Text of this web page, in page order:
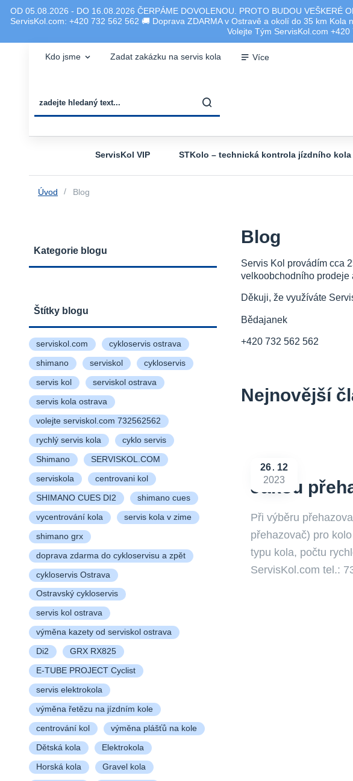
OD 05.08.2026 - DO 16.08.2026 ČERPÁME DOVOLENOU. PROTO BUDOU VEŠKERÉ
ServisKol.com: +420 732 562 562 🚚 Doprava ZDARMA v Ostravě a okolí do 35 km
Volejte Tým ServisKol.com +420
Kdo jsme Zadat zakázku na servis kola Více
ServisKol VIP STKolo – technická kontrola jízdního kola
Úvod Blog
Kategorie blogu
Štítky blogu
serviskol.com cykloservis ostrava
shimano serviskol cykloservis
servis kol serviskol ostrava
servis kola ostrava
volejte serviskol.com 732562562
rychlý servis kola cyklo servis
Shimano SERVISKOL.COM
serviskola centrovani kol
SHIMANO CUES DI2 shimano cues
vycentrování kola servis kola v zime
shimano grx
doprava zdarma do cykloservisu a zpět
cykloservis Ostrava
Ostravský cykloservis
servis kol ostrava
výměna kazety od serviskol ostrava
Di2 GRX RX825
E-TUBE PROJECT Cyclist
servis elektrokola
výměna řetězu na jízdním kole
centrování kol výměna plášťů na kole
Dětská kola Elektrokola
Horská kola Gravel kola
Blog
Servis Kol provádím cca
velkoobchodního prodeje
Děkuji, že využíváte
Bědajanek
+420 732 562 562
Nejnovější
Jakou
26
12
2023
Při výběru
přehazovač) pro
typu kola, počtu
ServisKol.com tel.: